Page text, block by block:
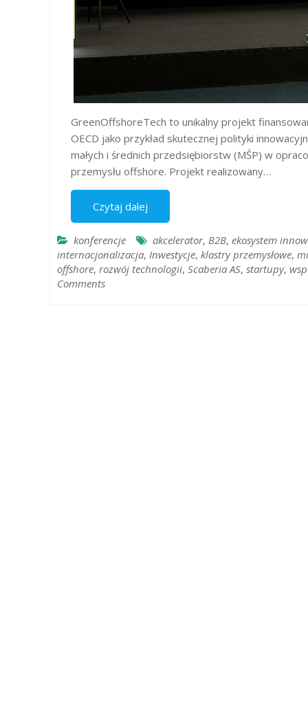
GreenOffshoreTech to unikalny projekt
OECD jako przykład skutecznej polityki
małych i średnich przedsiębiorstw (MŚP) w
przemysłu offshore. Projekt realizowany…
Czytaj dalej
konferencje akcelerator, B2B, ekosystem
internacjonalizacja, Inwestycje, klastry przemysłowe,
offshore, rozwój technologii, Scaberia AS, startupy,
Comments